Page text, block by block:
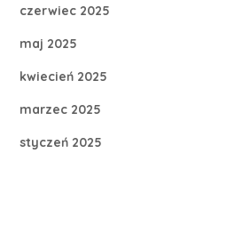
czerwiec 2025
maj 2025
kwiecień 2025
marzec 2025
styczeń 2025